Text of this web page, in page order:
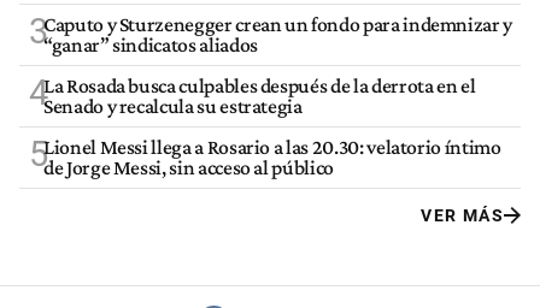
3Caputo y Sturzenegger crean un fondo para indemnizar y
“ganar” sindicatos aliados
4La Rosada busca culpables después de la derrota en el
Senado y recalcula su estrategia
5Lionel Messi llega a Rosario a las 20.30: velatorio íntimo
de Jorge Messi, sin acceso al público
VER MÁS